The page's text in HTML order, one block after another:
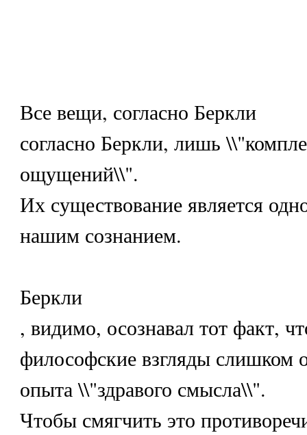
Все вещи, согласно Беркли
согласно Беркли, лишь
ощущений\\".
Их существование является
нашим сознанием.
Беркли
, видимо, осознавал тот факт,
философские взгляды слишком
опыта \\"здравого смысла\\".
Чтобы смягчить это